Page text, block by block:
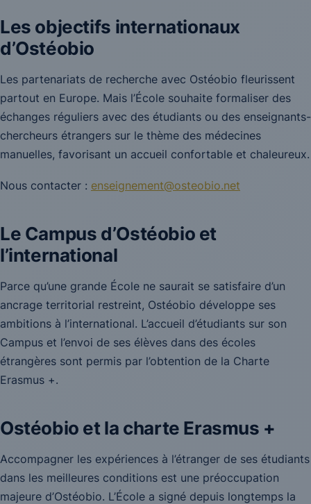
Les objectifs internationaux
d’Ostéobio
Les partenariats de recherche avec Ostéobio fleurissent
partout en Europe. Mais l’École souhaite formaliser des
échanges réguliers avec des étudiants ou des enseignants-
chercheurs étrangers sur le thème des médecines
manuelles, favorisant un accueil confortable et chaleureux.
Nous contacter : enseignement@osteobio.net
Le Campus d’Ostéobio et
l’international
Parce qu’une grande École ne saurait se satisfaire d’un
ancrage territorial restreint, Ostéobio développe ses
ambitions à l’international. L’accueil d’étudiants sur son
Campus et l’envoi de ses élèves dans des écoles
étrangères sont permis par l’obtention de la Charte
Erasmus +.
Ostéobio et la charte Erasmus +
Accompagner les expériences à l’étranger de ses étudiants
dans les meilleures conditions est une préoccupation
majeure d’Ostéobio. L’École a signé depuis longtemps la